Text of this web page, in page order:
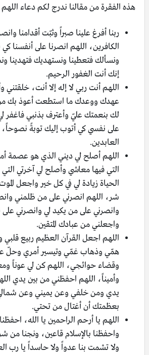
هذه الفقرة من مقالنا ندرج لكم دعاء
ربنا أفرغ علينا صبراً وثبّت أقدامنا
الكافرين، اللهم انصرنا على أنفسنا
ونسألك فتعطينا ونستهديك فتهدينا
إنك أنت الغفور الرحيم.
اللهم أنت ربي لا إله إلا أنت، خلقتني
عهدك ووعدك ما استطعت أعوذ بك
لك بنعمتك عليّ وأعترف بذنبي فاغفر
على نفسي كي أتوب إليك توبةً
العابدين.
اللهم أصلح لي ديني الذي هو عصمة
التي فيها معاشي وأصلح لي آخرتي
الحياة زيادة لي في كل خير واجعل
شر، اللهم انصرني على من ظلمني
وانصرني على من يكيد لي وانصرني
واجعلني من عبادك المتقين.
اللهم اجعل القرآن العظيم ربيع
همّي وذهاب غمّي وتيسير أمري
وقضاء حوائجي، اللهم كن لي عوناً
وأميناً، اللهم احفظني من بين يدي
يدي ومن خلفي وعن يميني وعن
بعظمتك أن أغتال من تحتي.
اللهم يا أرحم الراحمين يا الله،
واحفظنا بالإسلام قاعين، ونجنا من
ولا تشمت بنا عدواً ولا حاسداً يا رب